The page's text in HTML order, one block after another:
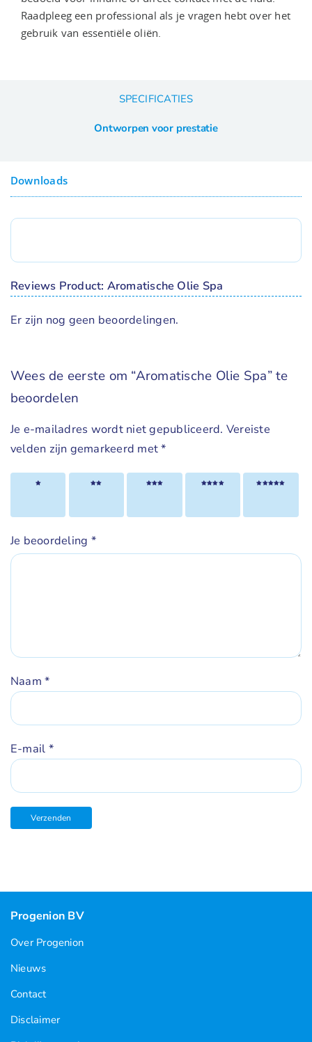
Raadpleeg een professional als je vragen hebt over het
gebruik van essentiële oliën.
SPECIFICATIES
Ontworpen voor prestatie
Downloads
Reviews Product: Aromatische Olie Spa
Er zijn nog geen beoordelingen.
Wees de eerste om “Aromatische Olie Spa” te
beoordelen
Je e-mailadres wordt niet gepubliceerd. Vereiste
velden zijn gemarkeerd met*
1 van 2 van 3 van 4 van 5 van
Je beoordeling *
Naam*
E-mail *
Progenion BV
Over Progenion
Nieuws
Contact
Disclaimer